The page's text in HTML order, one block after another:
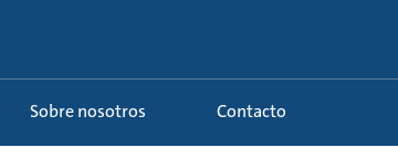
Sobre nosotros Contacto